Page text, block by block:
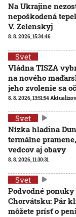
Na Ukrajine
nepoškodená
V. Zelenskyj
8. 8. 2026, 15:34:46
Svet
Vládna TISZA
na nového
jeho zvolenie sa
8. 8. 2026, 13:51:54
Svet
Nízka hladina
termálne
vedcov aj obavy
8. 8. 2026, 11:30:31
Svet
Podvodné
Chorvátsku: Pár
môžete prísť o